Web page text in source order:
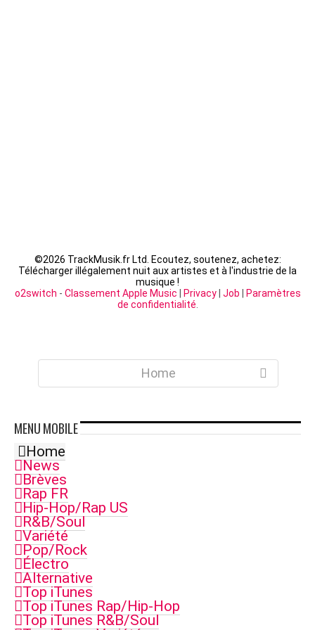
©2026 TrackMusik.fr Ltd. Ecoutez, soutenez, achetez:
Télécharger illégalement nuit aux artistes et à l'industrie de la
musique !
o2switch - Classement Apple Music Privacy| Job
Paramètres
de confidentialité.
Home
MENUMOBILE
Home
News
Brèves
Rap FR
Hip-Hop/Rap US
R&B/Soul
Variété
Pop/Rock
Électro
Alternative
Top iTunes
Top iTunes Rap/Hip-Hop
Top iTunes R&B/Soul